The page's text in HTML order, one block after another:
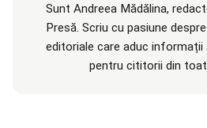
Sunt Andreea Mădălina,
Presă. Scriu cu pasiune
editoriale care aduc informații
pentru cititorii din